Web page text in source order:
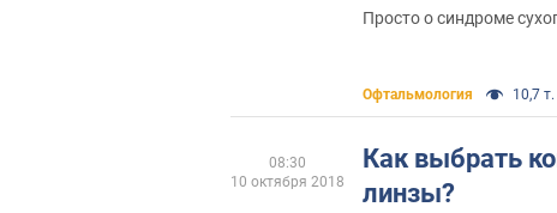
Просто о синдроме
Офтальмология 10,7 т.
Как выбрать
линзы?
08:30
10 октября 2018